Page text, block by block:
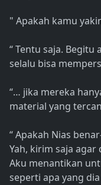
" Apakah kamu
“ Tentu saja.
selalu bisa
“… jika mereka
material yang
“ Apakah Nias
Yah, kirim saja
Aku menantikan
seperti apa yang